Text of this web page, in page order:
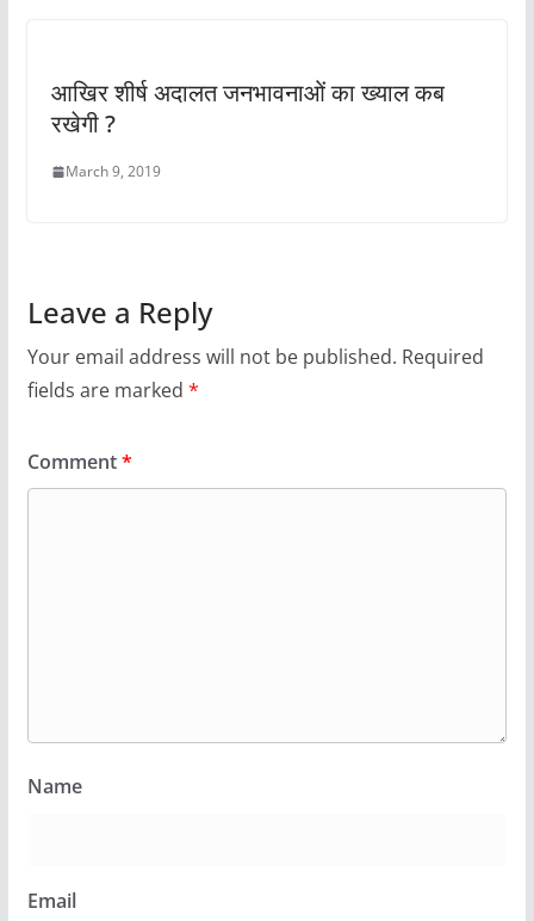
आखिर शीर्ष अदालत जनभावनाओं का ख्याल कब
रखेगी ?
March 9, 2019
Leave a Reply
Your email address will not be published. Required
fields are marked *
Comment*
Name
Email